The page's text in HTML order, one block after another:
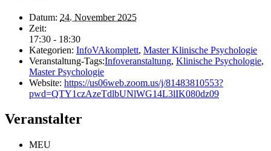
Datum: 24. November 2025
Zeit:
17:30 - 18:30
Kategorien: InfoVAkomplett, Master Klinische Psychologie
Veranstaltung-Tags:Infoveranstaltung, Klinische Psychologie,
Master Psychologie
Website: https://us06web.zoom.us/j/81483810553?
pwd=QTY1czAzeTdlbUNlWG14L3lIK080dz09
Veranstalter
MEU